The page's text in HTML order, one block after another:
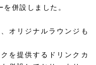
併設しました。
オリジナルラウンジも
を提供するドリンクカ